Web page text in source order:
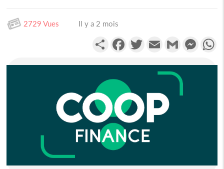
2729 Vues Il y a 2 mois
PartagerFacebookTwitterEmail Gmail